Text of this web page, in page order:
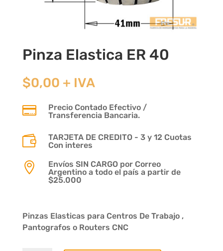
Pinza Elastica ER 40
$0,00 + IVA

Precio Contado Efectivo /
Transferencia Bancaria.

TARJETA DE CREDITO - 3 y 12 Cuotas
Con interes

Envíos SIN CARGO por Correo
Argentino a todo el país a partir de
$25.000
Pinzas Elasticas para Centros De Trabajo ,
Pantografos o Routers CNC